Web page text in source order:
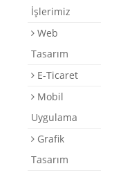
İşlerimiz
Web
Tasarım
E-Ticaret
Mobil
Uygulama
Grafik
Tasarım